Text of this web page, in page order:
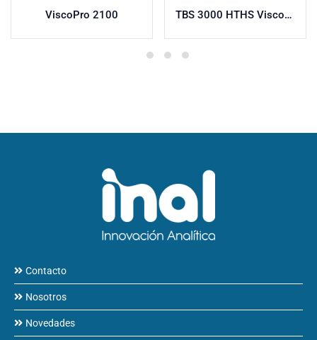
ViscoPro 2100 TBS 3000 HTHS Viscosímetro
Contacto
Nosotros
Novedades